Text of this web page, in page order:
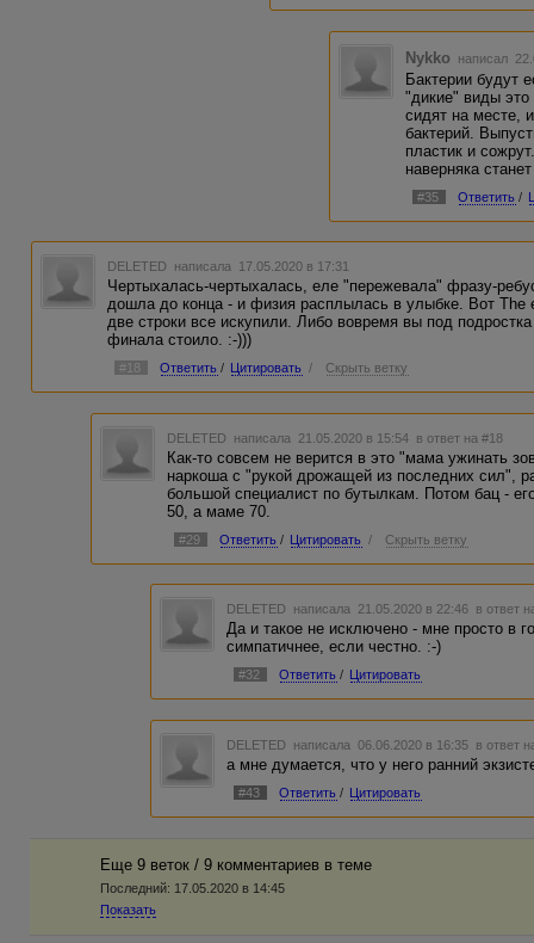
Nykko написал
Бактерии будут
"дикие" виды
сидят на месте,
бактерий.
пластик и
наверняка
#35 Ответить /
DELETED написала 17.05.2020 в 17:31
Чертыхалась-чертыхалась, еле "пережевала" фразу-
дошла до конца - и физия расплылась в улыбке. Вот The
две строки все искупили. Либо вовремя вы под
финала стоило. :-)))
#18 Ответить / Цитировать / Скрыть ветку
DELETED написала 21.05.2020 в 15:54 в ответ на #18
Как-то совсем не верится в это "мама ужинать
наркоша с "рукой дрожащей из последних сил",
большой специалист по бутылкам. Потом бац -
50, а маме 70.
#29 Ответить / Цитировать / Скрыть ветку
DELETED написала 21.05.2020 в 22:46 в ответ
Да и такое не исключено - мне просто в
симпатичнее, если честно. :-)
#32 Ответить / Цитировать
DELETED написала 06.06.2020 в 16:35 в ответ
а мне думается, что у него ранний
#43 Ответить / Цитировать
Еще 9 веток / 9 комментариев в темe
Последний: 17.05.2020 в 14:45
Показать